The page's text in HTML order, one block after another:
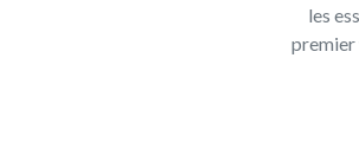
les
premier